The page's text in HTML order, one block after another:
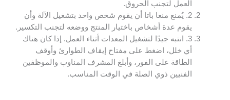
العمل لتجنب الحروق.
2. يُمنع منعا باتا أن يقوم شخص واحد بتشغيل الآلة وأن
يقوم عدة أشخاص باختيار المنتج ووضعه لتجنب التكسير.
3. انتبه جيدًا لتشغيل المعدات أثناء العمل. إذا كان هناك
أي خلل، اضغط على مفتاح إيقاف الطوارئ وأوقف
الطاقة على الفور، وأبلغ المشرف المناوب والموظفين
الفنيين ذوي الصلة في الوقت المناسب.